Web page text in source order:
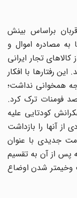
براساس بینش
مصادره اموال و
تجار ایرانی
رفتارها با افکار
همخوانی نداشت؛
را به مقصد فومنات ترک کرد.
کودتایی علیه
آنها را بازداشت
جدیدی با عنوان
پس از آن به تقسیم
وخیمتر شدن اوضاع